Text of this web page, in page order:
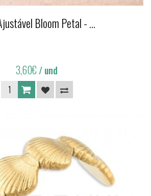
Bloom Petal - ...
3,60€/ und